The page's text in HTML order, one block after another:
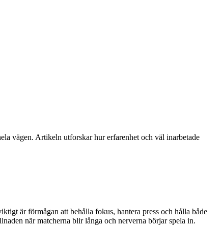
vägen. Artikeln utforskar hur erfarenhet och väl inarbetade
är förmågan att behålla fokus, hantera press och hålla både
när matcherna blir långa och nerverna börjar spela in.